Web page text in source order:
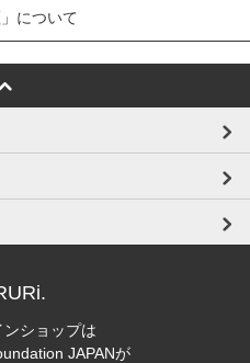
について
ンショップは
JAPANが